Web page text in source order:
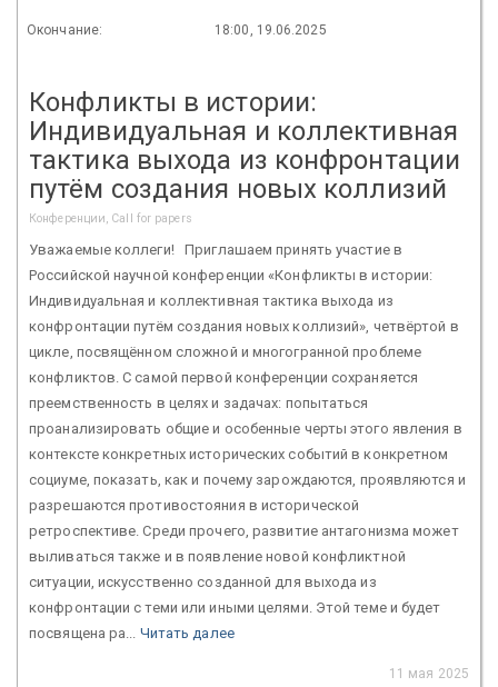
Окончание: 18:00, 19.06.2025
Конфликты в истории:
Индивидуальная и коллективная
тактика выхода из конфронтации
путём создания новых коллизий
Конференции, Call for papers
Уважаемые коллеги! Приглашаем принять участие в
Российской научной конференции «Конфликты в истории:
Индивидуальная и коллективная тактика выхода из
конфронтации путём создания новых коллизий», четвёртой в
цикле, посвящённом сложной и многогранной проблеме
конфликтов. С самой первой конференции сохраняется
преемственность в целях и задачах: попытаться
проанализировать общие и особенные черты этого явления в
контексте конкретных исторических событий в конкретном
социуме, показать, как и почему зарождаются, проявляются и
разрешаются противостояния в исторической
ретроспективе. Среди прочего, развитие антагонизма может
выливаться также и в появление новой конфликтной
ситуации, искусственно созданной для выхода из
конфронтации с теми или иными целями. Этой теме и будет
посвящена ра... Читать далее
11 мая 2025